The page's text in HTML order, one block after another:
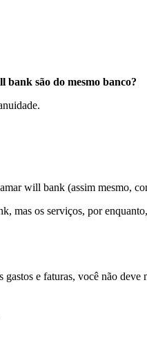
bank são do mesmo banco?
will bank (assim mesmo,
mas os serviços, por
e faturas, você não deve